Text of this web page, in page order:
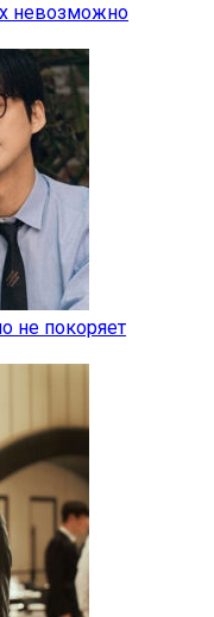
невозможно
не покоряет